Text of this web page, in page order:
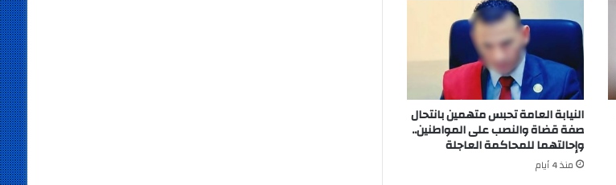
النيابة العامة تحبس متهمين بانتحال
صفة قضاة والنصب على المواطنين..
وإحالتهما للمحاكمة العاجلة
منذ 4 أيام